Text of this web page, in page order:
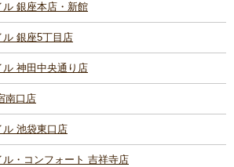
銀座本店・新館
銀座5丁目店
神田中央通り店
南口店
ル 池袋東口店
・コンフォート 吉祥寺店